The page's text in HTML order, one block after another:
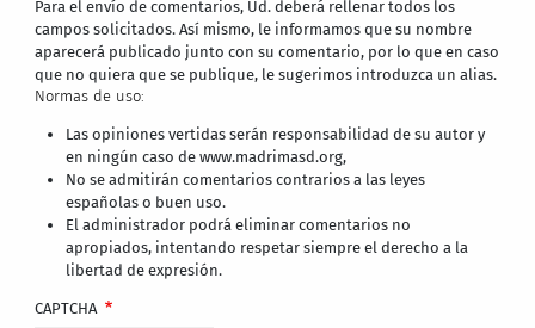
Para el envío de comentarios, Ud. deberá rellenar todos los
campos solicitados. Así mismo, le informamos que su nombre
aparecerá publicado junto con su comentario, por lo que en caso
que no quiera que se publique, le sugerimos introduzca un alias.
Normas de uso:
Las opiniones vertidas serán responsabilidad de su autor y
en ningún caso de www.madrimasd.org,
No se admitirán comentarios contrarios a las leyes
españolas o buen uso.
El administrador podrá eliminar comentarios no
apropiados, intentando respetar siempre el derecho a la
libertad de expresión.
CAPTCHA